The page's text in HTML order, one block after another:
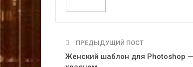
ПРЕДЫДУЩИЙ ПОСТ
Женский шаблон для Photoshop